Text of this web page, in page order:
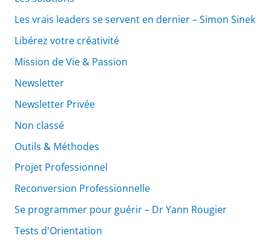
Les vrais leaders se servent en dernier – Simon Sinek
Libérez votre créativité
Mission de Vie & Passion
Newsletter
Newsletter Privée
Non classé
Outils & Méthodes
Projet Professionnel
Reconversion Professionnelle
Se programmer pour guérir – Dr Yann Rougier
Tests d'Orientation